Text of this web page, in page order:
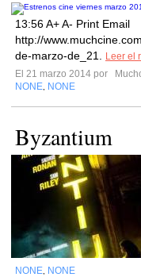
13:56 A+ A- Print Email
http://
de-marzo-de_21.
Leer el
El 21 marzo 2014 por
NONE NONE
Byzantium
NONE NONE